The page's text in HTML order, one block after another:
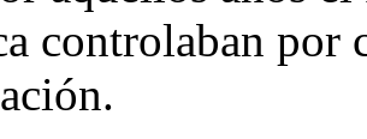
controlaban por